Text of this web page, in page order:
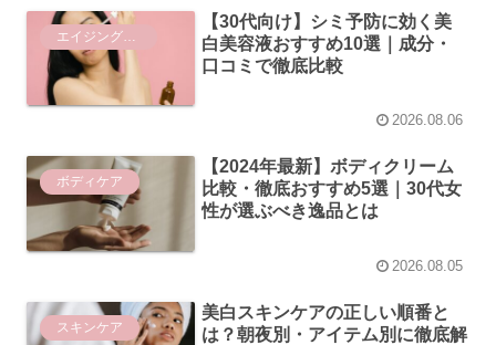
【30代向け】シミ予防に効く美
白美容液おすすめ10選｜成分・
口コミで徹底比較
2026.08.06
ボディケア
【2024年最新】ボディクリーム
比較・徹底おすすめ5選｜30代女
性が選ぶべき逸品とは
2026.08.05
スキンケア
美白スキンケアの正しい順番と
は？朝夜別・アイテム別に徹底解